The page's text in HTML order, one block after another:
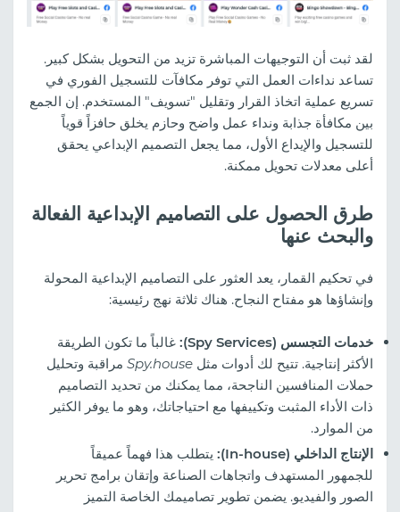
لقد ثبت أن التوجيهات المباشرة تزيد من التحويل بشكل كبير.
تساعد نداءات العمل التي توفر مكافآت للتسجيل الفوري في
تسريع عملية اتخاذ القرار وتقليل "تسويف" المستخدم. إن الجمع
بين مكافأة جذابة ونداء عمل واضح وحازم يخلق حافزاً قوياً
للتسجيل والإيداع الأول، مما يجعل التصميم الإبداعي يحقق
أعلى معدلات تحويل ممكنة.
طرق الحصول على التصاميم الإبداعية الفعالة
والبحث عنها
في تحكيم القمار، يعد العثور على التصاميم الإبداعية المحولة
وإنشاؤها هو مفتاح النجاح. هناك ثلاثة نهج رئيسية:
خدمات التجسس (Spy Services):
غالباً ما تكون الطريقة
الأكثر إنتاجية. تتيح لك أدوات مثل Spy.house مراقبة وتحليل
حملات المنافسين الناجحة، مما يمكنك من تحديد التصاميم
ذات الأداء المثبت وتكييفها مع احتياجاتك، وهو ما يوفر الكثير
من الموارد.
الإنتاج الداخلي (In-house):
يتطلب هذا فهماً عميقاً
للجمهور المستهدف واتجاهات الصناعة وإتقان برامج تحرير
الصور والفيديو. يضمن تطوير تصاميمك الخاصة التميز